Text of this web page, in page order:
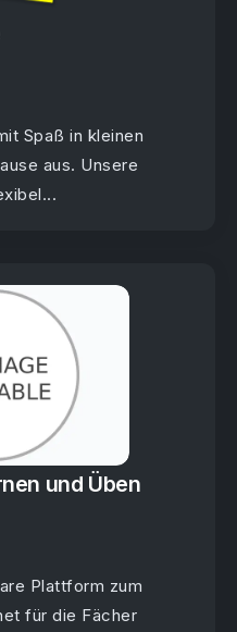
Spaß in kleinen
aus. Unsere
und Üben
Plattform zum
für die Fächer